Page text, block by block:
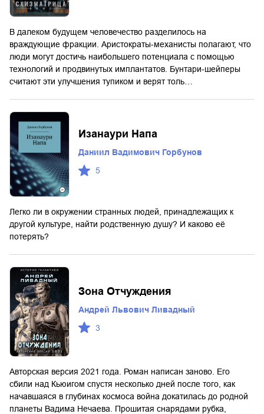
В далеком будущем человечество разделилось на
враждующие фракции. Аристократы-механисты полагают, что
люди могут достичь наибольшего потенциала с помощью
технологий и продвинутых имплантатов. Бунтари-шейперы
считают эти улучшения тупиком и верят толь…
Изанаури Напа
Даниил Вадимович Горбунов
5
Легко ли в окружении странных людей, принадлежащих к
другой культуре, найти родственную душу? И каково её
потерять?
Зона Отчуждения
Андрей Львович Ливадный
3
Авторская версия 2021 года. Роман написан заново. Его
сбили над Кьюигом спустя несколько дней после того, как
начавшаяся в глубинах космоса война докатилась до родной
планеты Вадима Нечаева. Прошитая снарядами рубка,